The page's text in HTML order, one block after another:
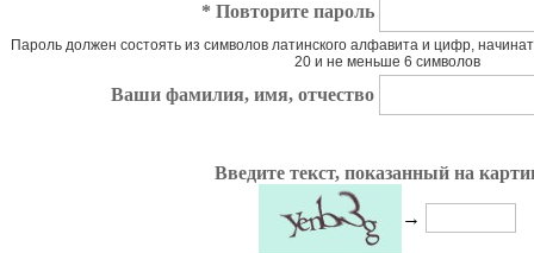
* Повторите пароль
Пароль должен состоять из символов латинского алфавита и цифр,
20 и не меньше 6 символов
Ваши фамилия, имя, отчество
Введите текст, показанный на
→